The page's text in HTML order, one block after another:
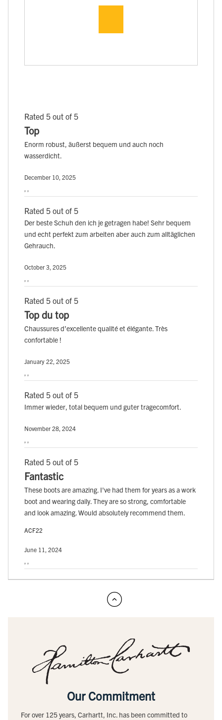
Rated 5 out of 5
Top
Enorm robust, äußerst bequem und auch noch
wasserdicht.
December 10, 2025
Rated 5 out of 5
Der beste Schuh den ich je getragen habe! Sehr bequem
und echt perfekt zum arbeiten aber auch zum alltäglichen
Gehrauch.
October 3, 2025
Rated 5 out of 5
Top du top
Chaussures d’excellente qualité et élégante. Très
confortable !
January 22, 2025
Rated 5 out of 5
Immer wieder, total bequem und guter tragecomfort.
November 28, 2024
Rated 5 out of 5
Fantastic
These boots are amazing. I've had them for years as a work
boot and wearing daily. They are so strong, comfortable
and look amazing. Would absolutely recommend them.
ACF22
June 11, 2024
Our Commitment
For over 125 years, Carhartt, Inc. has been committed to